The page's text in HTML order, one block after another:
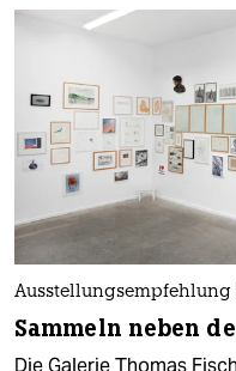
Ausstellungsempfehlung
Sammeln neben
Die Galerie Thomas